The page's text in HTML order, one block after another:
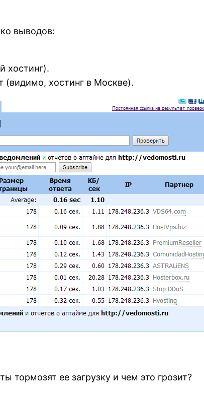
выводов:
хостинг).
(видимо, хостинг в Москве).
тормозят ее загрузку и чем это грозит?